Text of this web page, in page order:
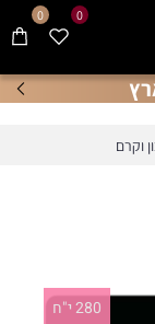
0 0
וקרם
280 י"ח